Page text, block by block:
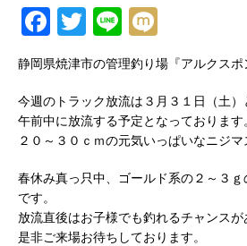
F
a
c
e
b
o
o
k
T
w
it
te
r
Li
n
e
ix
i
静岡県焼津市の管理釣り場『アルクスポ
今週のトラック放流は３月３１日（土）
午前中に放流する予定となっております。
２０～３０ｃｍの元気いっぱいなニジマ
春休み真っ只中、ゴールド系の２～３
です。
放流直後はお子様でも釣れるチャンスが
是非ご来場お待ちしております。